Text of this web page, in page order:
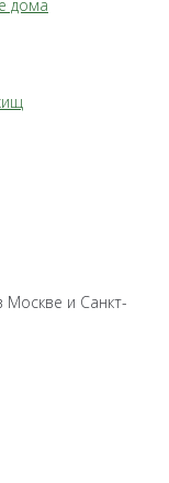
дома
Москве и Санкт-